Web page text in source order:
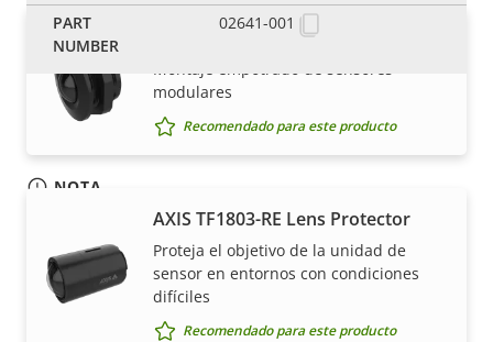
AXIS TF1203-RE Recessed Mount
Montaje empotrado de sensores
modulares
Recomendado para este producto
AXIS TF1803-RE Lens Protector
Proteja el objetivo de la unidad de
sensor en entornos con condiciones
difíciles
Recomendado para este producto
02641-001
NOTA
Los productos de Axis pueden estar sujetos a las
regulaciones de control de exportaciones de EE. UU.
y la UE, entre otras legislaciones nacionales de
control de exportaciones. Encuentre
sobre el cumplimiento de las exportaciones de su